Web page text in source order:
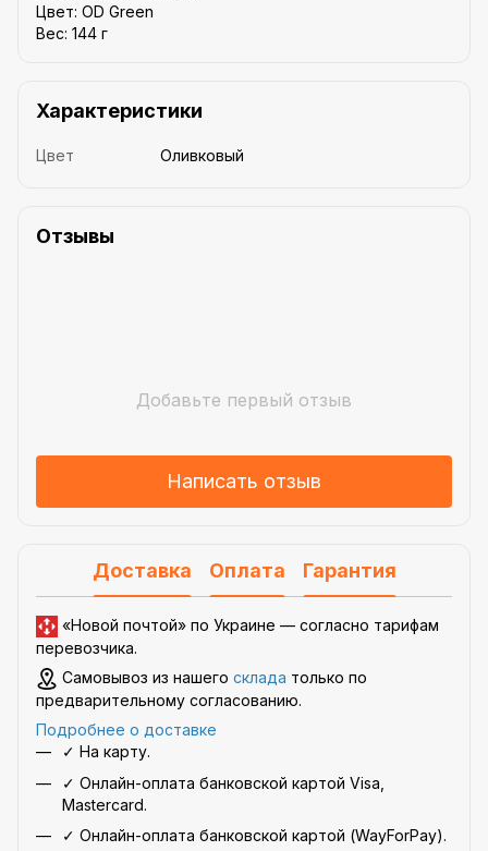
Цвет: OD Green
Вес: 144 г
Характеристики
Цвет Оливковый
Отзывы
Добавьте первый отзыв
Написать отзыв
Доставка Оплата Гарантия
«Новой почтой» по Украине — согласно тарифам
перевозчика.
Самовывоз из нашего склада только по
предварительному согласованию.
Подробнее о доставке
✓ На карту.
✓ Онлайн-оплата банковской картой Visa,
Mastercard.
✓ Онлайн-оплата банковской картой (WayForPay).